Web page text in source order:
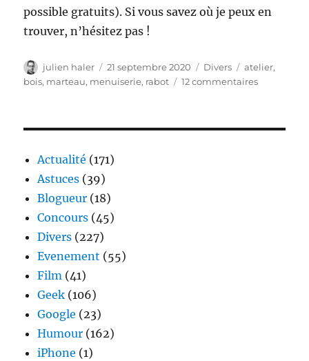
possible gratuits). Si vous savez où je peux en
trouver, n’hésitez pas !
Auteur
julien haler
Publié
le
21 septembre 2020 Catégories
Divers Étiquettes
atelier,
bois, marteau, menuiserie, rabot 12 commentairessur
Actualité (171)
Astuces (39)
Blogueur (18)
Concours (45)
Divers (227)
Evenement (55)
Film (41)
Geek (106)
Google (23)
Humour (162)
iPhone (1)